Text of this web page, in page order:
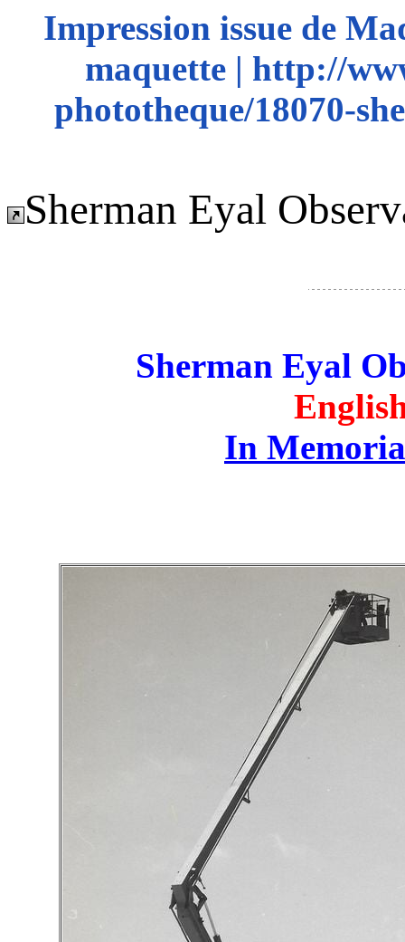
Impression issue de
maquette | http://
phototheque/18070-
Sherman Eyal
Sherman Eyal
In